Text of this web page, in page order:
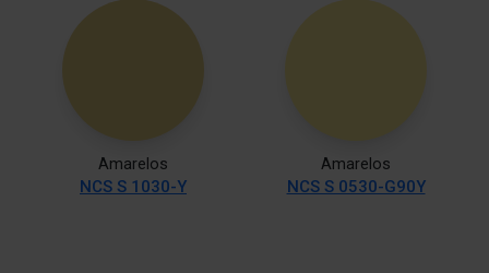
Amarelos
NCS S 1030-Y
Amarelos
NCS S 0530-G90Y